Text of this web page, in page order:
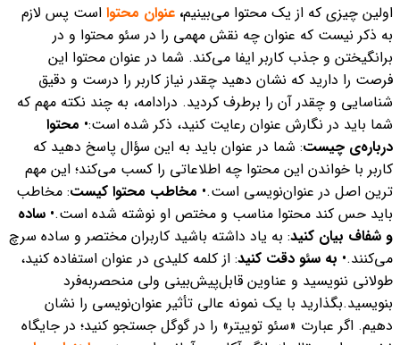
اولین چیزی که از یک محتوا می‌بینیم، عنوان محتوا است پس لازم
به ذکر نیست که عنوان چه نقش مهمی را در سئو محتوا و در
برانگیختن و جذب کاربر ایفا می‌کند. شما در عنوان محتوا این
فرصت را دارید که نشان دهید چقدر نیاز کاربر را درست و دقیق
شناسایی و چقدر آن را برطرف کردید. در‌ادامه، به چند نکته مهم که
شما باید در نگارش عنوان رعایت کنید، ذکر شده است:• محتوا
درباره‌ی چیست: شما در عنوان باید به این سؤال پاسخ دهید که
کاربر با خواندن این محتوا چه اطلاعاتی را کسب می‌کند؛ این مهم
ترین اصل در عنوان‌نویسی است.• مخاطب محتوا کیست: مخاطب
باید حس کند محتوا مناسب و مختص او نوشته شده است.• ساده
و شفاف بیان کنید: به یاد داشته باشید کاربران مختصر و ساده سرچ
می‌کنند.• به سئو دقت کنید: از کلمه کلیدی در عنوان استفاده کنید،
طولانی ننویسید و عناوین قابل‌پیش‌بینی ولی منحصربه‌فرد
بنویسید.بگذارید با یک نمونه عالی تأثیر عنوان‌نویسی را نشان
دهیم. اگر عبارت «سئو توییتر» را در گوگل جستجو کنید؛ در جایگاه